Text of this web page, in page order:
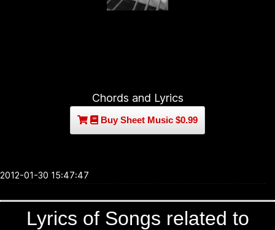
Chords and Lyrics
Buy Sheet Music $0.99
2012-01-30 15:47:47
Lyrics of Songs related to